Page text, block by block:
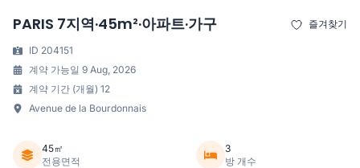
PARIS 7지역·45m²·아파트·가구 즐겨찾기
ID 204151
계약 가능일 9 Aug, 2026
계약 기간 (개월) 12
Avenue de la Bourdonnais
45㎡
전용면적
3
방 개수